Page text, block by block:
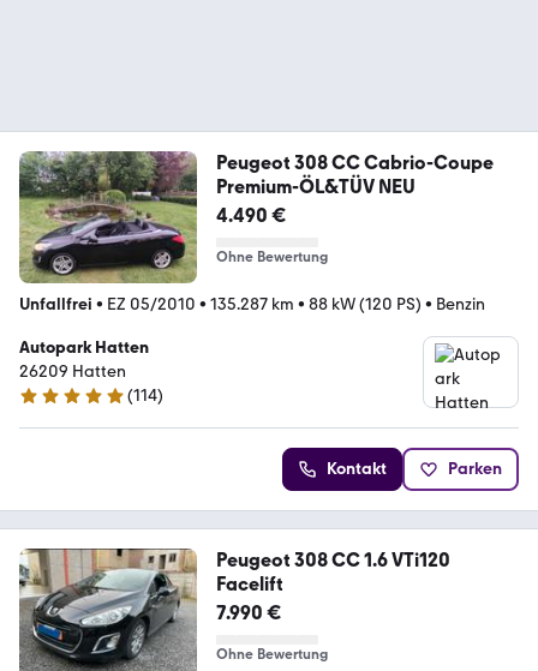
Peugeot 308 CC Cabrio-Coupe
Premium-ÖL&TÜV NEU
4.490 €
Ohne Bewertung
Unfallfrei • EZ 05/2010 • 135.287 km • 88 kW (120 PS) • Benzin
Autopark Hatten
26209 Hatten
5 Sterne
(114)
Kontakt Parken
Peugeot 308 CC 1.6 VTi120
Facelift
7.990 €
Ohne Bewertung